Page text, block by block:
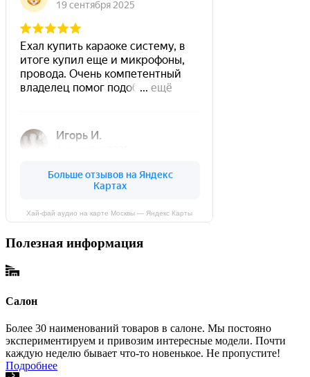
Хай-фай аудио на карте Москвы — Яндекс Карты
Полезная информация
Салон
Более 30 наименований товаров в салоне. Мы постояно
экспериментируем и привозим интересные модели. Почти
каждую неделю бывает что-то новенькое. Не пропустите!
Подробнее